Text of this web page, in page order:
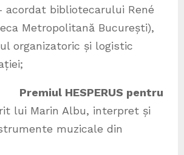
acordat bibliotecarului René
Metropolitană București),
organizatoric și logistic
Premiul HESPERUS pentru
lui Marin Albu, interpret și
muzicale din